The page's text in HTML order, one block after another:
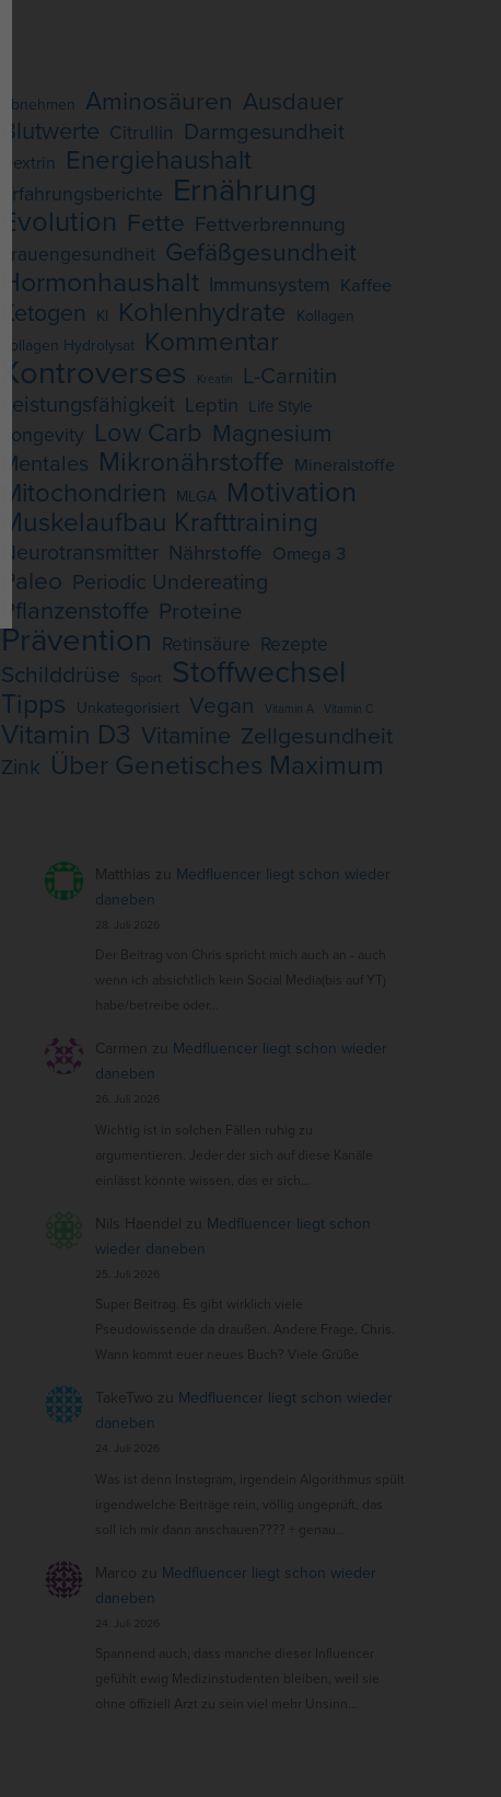
Abnehmen Aminosäuren Ausdauer
Blutwerte Citrullin Darmgesundheit
Dextrin Energiehaushalt
Erfahrungsberichte Ernährung
Evolution Fette Fettverbrennung
Frauengesundheit Gefäßgesundheit
Hormonhaushalt Immunsystem Kaffee
Ketogen KI Kohlenhydrate Kollagen
Kollagen Hydrolysat Kommentar
Kontroverses Kreatin
L-Carnitin
Leistungsfähigkeit Leptin Life Style
Longevity Low Carb Magnesium
Mentales Mikronährstoffe Mineralstoffe
Mitochondrien MLGA Motivation
Muskelaufbau Krafttraining
Neurotransmitter Nährstoffe Omega 3
Paleo Periodic Undereating
Pflanzenstoffe Proteine
Prävention Retinsäure Rezepte
Schilddrüse Sport Stoffwechsel
Tipps Unkategorisiert Vegan Vitamin A Vitamin C
Vitamin D3 Vitamine Zellgesundheit
Zink Über Genetisches Maximum
Matthias zu Medfluencer liegt schon wieder
daneben
Der Beitrag von Chris spricht mich auch an - auch
wenn ich absichtlich kein Social Media(bis auf YT)
habe/betreibe oder…
Carmen zu Medfluencer liegt schon wieder
daneben
26. Juli 2026
Wichtig ist in solchen Fällen ruhig zu
argumentieren. Jeder der sich auf diese Kanäle
einlässt könnte wissen, das er sich…
Nils Haendel zu Medfluencer liegt schon
wieder daneben
Super Beitrag. Es gibt wirklich viele
Pseudowissende da draußen. Andere Frage, Chris.
Wann kommt euer neues Buch? Viele Grüße
TakeTwo zu Medfluencer liegt schon wieder
daneben
24. Juli 2026
Was ist denn Instagram, irgendein Algorithmus spült
irgendwelche Beiträge rein, völlig ungeprüft, das
Marco zu Medfluencer liegt schon wieder
daneben
24. Juli 2026
Spannend auch, dass manche dieser Influencer
gefühlt ewig Medizinstudenten bleiben, weil sie
ohne offiziell Arzt zu sein viel mehr Unsinn…